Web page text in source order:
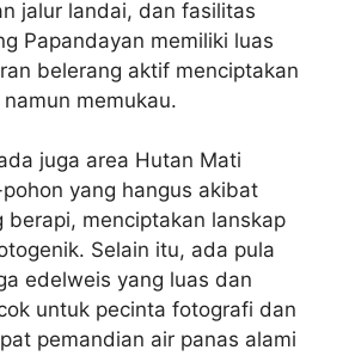
jalur landai, dan fasilitas
Papandayan memiliki luas
belerang aktif menciptakan
memukau.
juga area Hutan Mati
yang hangus akibat
berapi, menciptakan lanskap
Selain itu, ada pula
edelweis yang luas dan
untuk pecinta fotografi dan
pemandian air panas alami